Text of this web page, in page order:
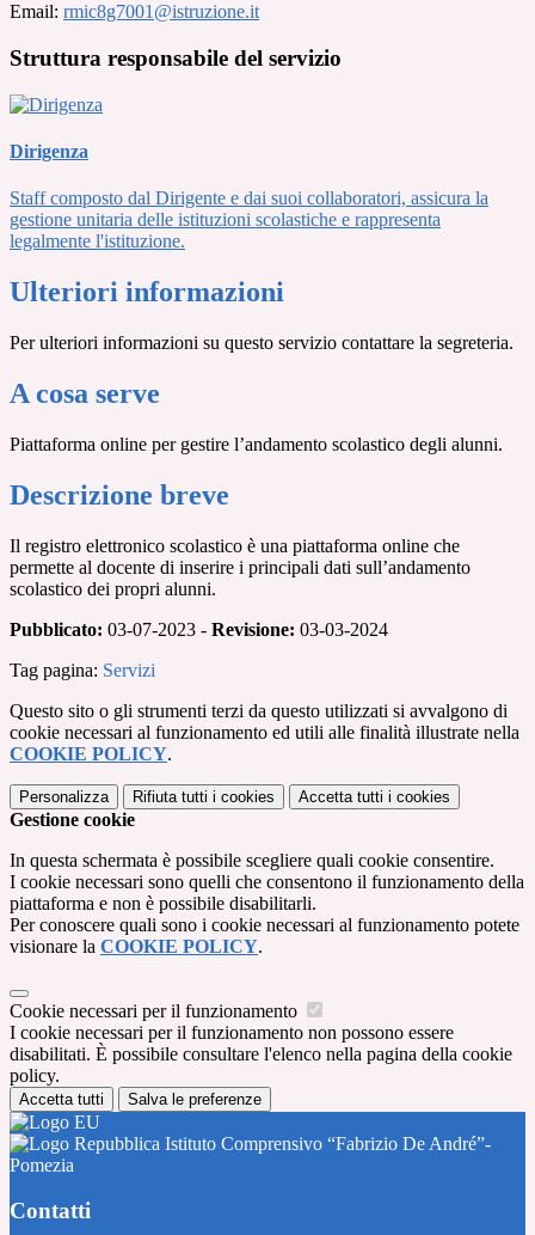
Email: rmic8g7001@istruzione.it
Struttura responsabile del servizio
Dirigenza
Staff composto dal Dirigente e dai suoi collaboratori, assicura la
gestione unitaria delle istituzioni scolastiche e rappresenta
legalmente l'istituzione.
Ulteriori informazioni
Per ulteriori informazioni su questo servizio contattare la segreteria.
A cosa serve
Piattaforma online per gestire l’andamento scolastico degli alunni.
Descrizione breve
Il registro elettronico scolastico è una piattaforma online che
permette al docente di inserire i principali dati sull’andamento
scolastico dei propri alunni.
Pubblicato: 03-07-2023 - Revisione: 03-03-2024
Tag pagina: Servizi
Questo sito o gli strumenti terzi da questo utilizzati si avvalgono di
cookie necessari al funzionamento ed utili alle finalità illustrate nella
COOKIE POLICY.
Personalizza Rifiuta tutti i cookies Accetta tutti i cookies
Gestione cookie
In questa schermata è possibile scegliere quali cookie consentire.
I cookie necessari sono quelli che consentono il funzionamento della
piattaforma e non è possibile disabilitarli.
Per conoscere quali sono i cookie necessari al funzionamento potete
visionare la COOKIE POLICY.
Cookie necessari per il funzionamento
I cookie necessari per il funzionamento non possono essere
disabilitati. È possibile consultare l'elenco nella pagina della cookie
policy.
Accetta tutti Salva le preferenze
Istituto Comprensivo “Fabrizio De André”-
Pomezia
Contatti